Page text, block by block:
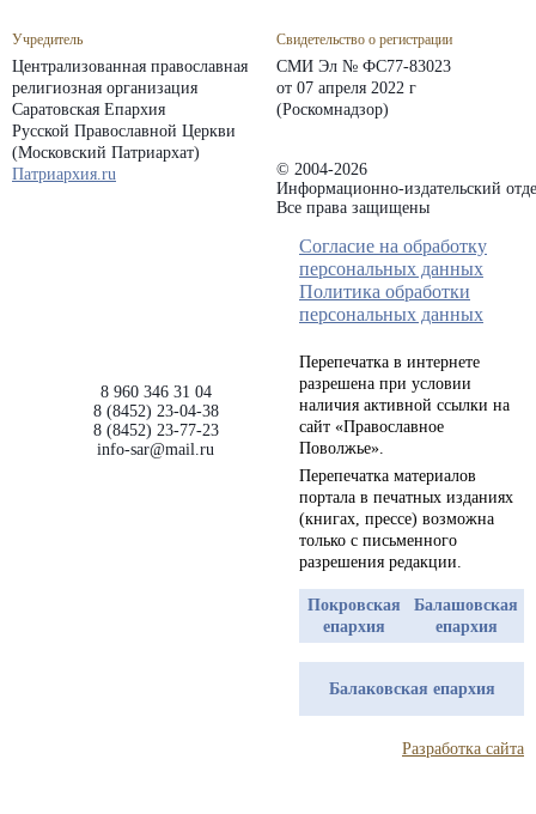
8 960 346 31 04
8 (8452) 23-04-38
8 (8452) 23-77-23
info-sar@mail.ru
Учредитель
Централизованная православная
религиозная организация
Саратовская Епархия
Русской Православной Церкви
(Московский Патриархат)
Патриархия.ru
Свидетельство о регистрации
СМИ Эл № ФС77-83023
от 07 апреля 2022 г
(Роскомнадзор)
© 2004-2026
Информационно-издательский
Все права защищены
Согласие на обработку
персональных данных
Политика обработки
персональных данных
Перепечатка в интернете
разрешена при условии
наличия активной ссылки на
сайт «Православное
Поволжье».
Перепечатка материалов
портала в печатных изданиях
(книгах, прессе) возможна
только с письменного
разрешения редакции.
Покровская
епархия
Балашовская
епархия
Балаковская епархия
Разработка сайта